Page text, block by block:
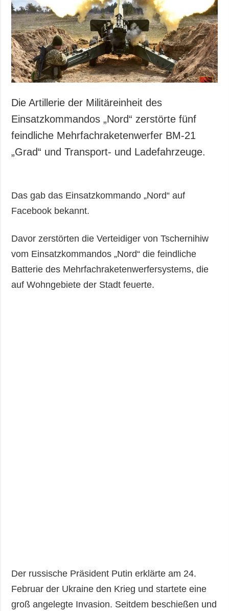
Gesellschaft und
Kultur
Sport
Kriminalität
Notstand und
Notfälle
ZUSÄTZLICH
Veröffentlichungen
Interview
Fotos
LEISTUNGEN
Abonnement
Fotobank
Die Artillerie der Militäreinheit des
Einsatzkommandos „Nord“ zerstörte fünf
feindliche Mehrfachraketenwerfer BM-21
„Grad“ und Transport- und Ladefahrzeuge.
Das gab das Einsatzkommando „Nord“ auf
Facebook bekannt.
Davor zerstörten die Verteidiger von Tschernihiw
vom Einsatzkommandos „Nord“ die feindliche
Batterie des Mehrfachraketenwerfersystems, die
auf Wohngebiete der Stadt feuerte.
Der russische Präsident Putin erklärte am 24.
Februar der Ukraine den Krieg und startete eine
groß angelegte Invasion. Seitdem beschießen und